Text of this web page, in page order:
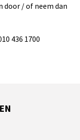
door / of neem dan
436 1700